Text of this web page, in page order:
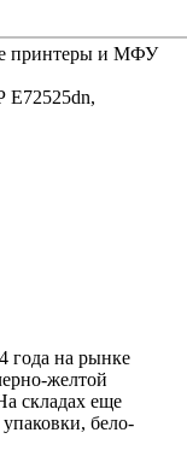
принтеры и МФУ
E72525dn,
года на рынке
желтой
складах еще
бело-